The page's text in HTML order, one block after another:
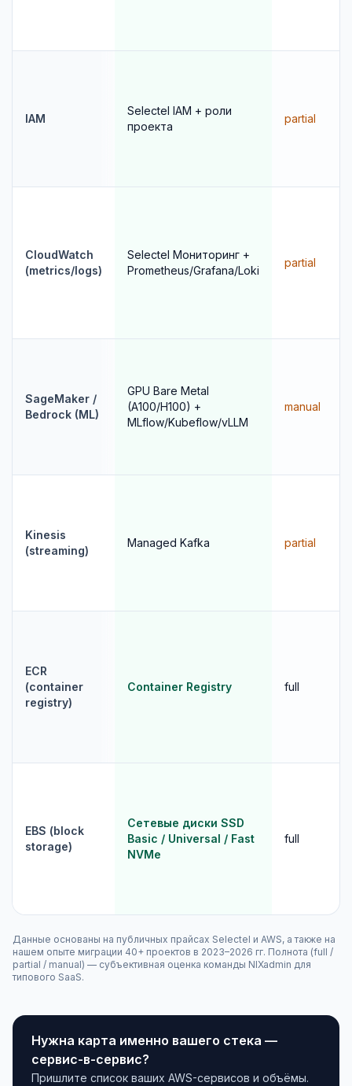
IAM
Selectel IAM + роли
проекта
partial
CloudWatch
(metrics/logs)
Selectel Мониторинг +
Prometheus/Grafana/Loki
partial
SageMaker /
Bedrock (ML)
GPU Bare Metal
(A100/H100) +
MLflow/Kubeflow/vLLM
manual
Kinesis
(streaming)
Managed Kafka partial
ECR
(container
registry)
Container Registry full
EBS (block
storage)
Сетевые диски SSD
Basic / Universal / Fast
NVMe
full
Данные основаны на публичных прайсах Selectel и AWS, а также на
нашем опыте миграции 40+ проектов в 2023–2026 гг. Полнота (full /
partial / manual) — субъективная оценка команды NIXadmin для
типового SaaS.
Нужна карта именно вашего стека —
сервис-в-сервис?
Пришлите список ваших AWS-сервисов и объёмы.